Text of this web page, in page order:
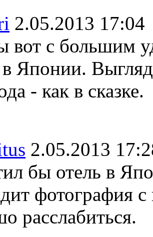
2.05.2013
вот с большим
в Японии.
- как в сказке.
2.05.2013
бы отель в
фотография
расслабиться.